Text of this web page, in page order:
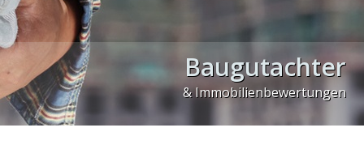
Gutachter in Stuttgart
PLZ Gebiet 0
PLZ Gebiet 1
PLZ Gebiet 2
PLZ Gebiet 3
Baugutachter
& Immobilienbewertungen